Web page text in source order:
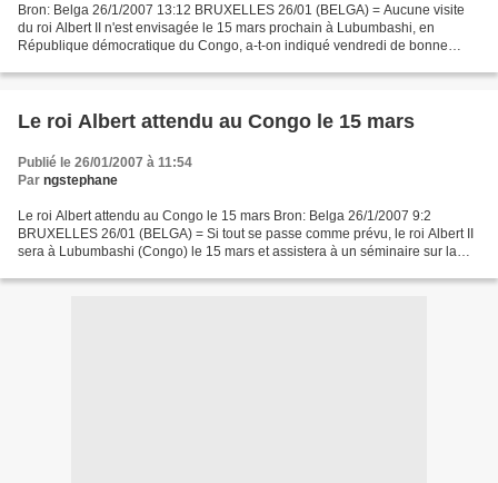
Bron: Belga 26/1/2007 13:12 BRUXELLES 26/01 (BELGA) = Aucune visite
du roi Albert II n'est envisagée le 15 mars prochain à Lubumbashi, en
République démocratique du Congo, a-t-on indiqué vendredi de bonne
Le roi Albert attendu au Congo le 15 mars
Publié le 26/01/2007 à 11:54
Par ngstephane
Le roi Albert attendu au Congo le 15 mars Bron: Belga 26/1/2007 9:2
BRUXELLES 26/01 (BELGA) = Si tout se passe comme prévu, le roi Albert II
sera à Lubumbashi (Congo) le 15 mars et assistera à un séminaire sur la